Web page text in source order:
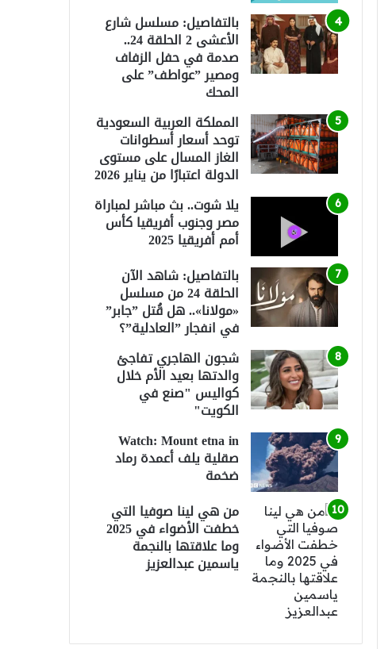
بالتفاصيل: مسلسل شارع
الأعشى 2 الحلقة 24..
صدمة في حفل الزفاف
ومصير ”عواطف” على
المحك
المملكة العربية السعودية
توحد أسعار أسطوانات
الغاز المسال على مستوى
الدولة اعتبارًا من يناير 2026
يلا شوت.. بث مباشر لمباراة
مصر وجنوب أفريقيا كأس
أمم أفريقيا 2025
بالتفاصيل: شاهد الآن
الحلقة 24 من مسلسل
«مولانا».. هل قُتل ”جابر”
في انفجار ”العادلية”؟
شجون الهاجري تفاجئ
والدتها بعيد الأم خلال
كواليس "صنع في
الكويت"
Watch: Mount etna in
صقلية يلف أعمدة رماد
ضخمة
من هي لينا صوفيا التي
خطفت الأضواء في 2025
وما علاقتها بالنجمة
ياسمين عبدالعزيز